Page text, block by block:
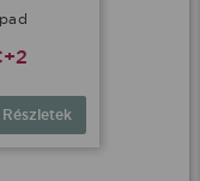
Részletek